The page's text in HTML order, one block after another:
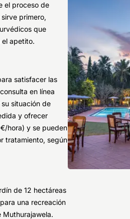
el proceso de
primero,
que
el apetito.
satisfacer las
en línea
situación de
y ofrecer
hora) y se pueden
tratamiento, según
de 12 hectáreas
una recreación